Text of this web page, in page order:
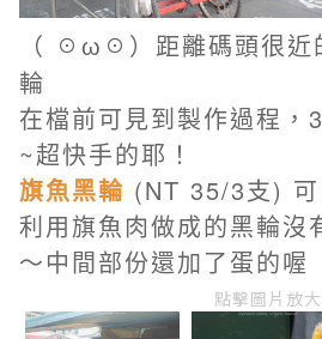
（ ☉ω☉） 距離碼頭很近
輪
在檔前可見到製作過程，
~超快手的耶！
旗魚黑輪 (NT 35/3支) 可
利用旗魚肉做成的黑輪沒
～中間部份還加了蛋的喔
點擊圖片放大